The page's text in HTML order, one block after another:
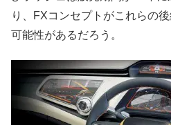
り、FXコンセプトがこれらの
可能性があるだろう。